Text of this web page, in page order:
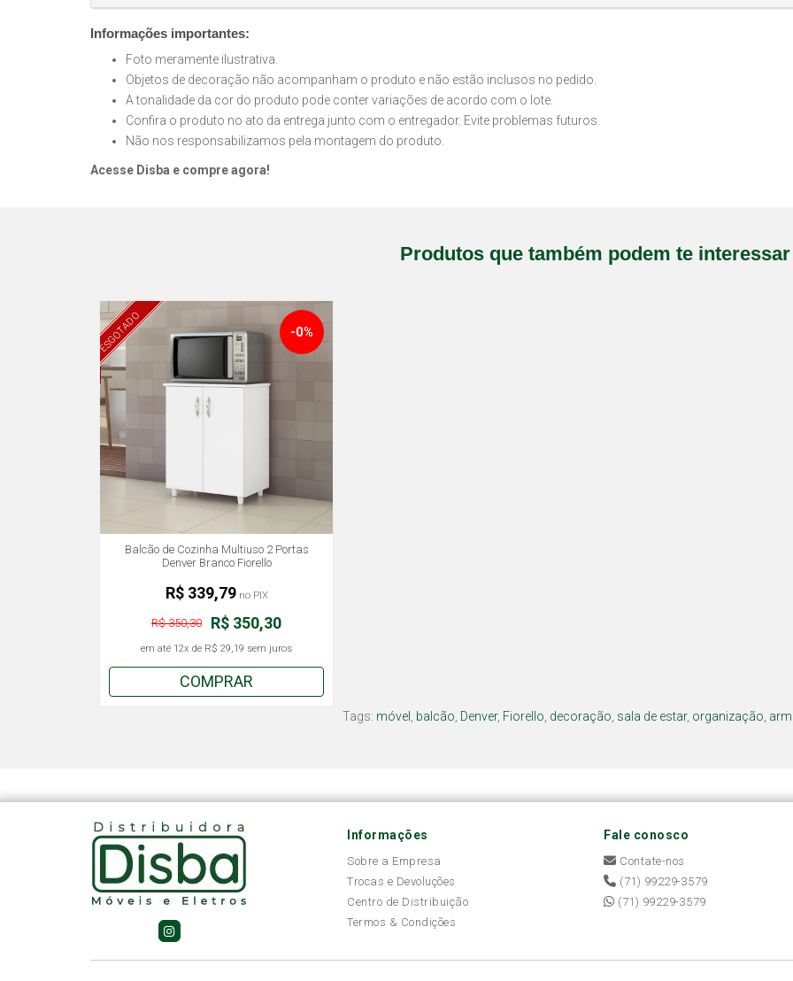
Informações importantes:
Foto meramente ilustrativa.
Objetos de decoração não acompanham o produto e não estão inclusos no pedido.
A tonalidade da cor do produto pode conter variações de acordo com o lote.
Confira o produto no ato da entrega junto com o entregador. Evite problemas futuros.
Não nos responsabilizamos pela montagem do produto.
Acesse Disba e compre agora!
Produtos que também podem te interessar
ESGOTADO
Balcão de Cozinha Multiuso 2 Portas
Denver Branco Fiorello
-0%
R$ 350,30
R$ 350,30
em até 12x de R$ 29,19 sem juros
R$ 339,79no PIX
COMPRAR
Tags: móvel balcão Denver, Fiorello decoração sala de estar, organização
Informações
Sobre a Empresa
Trocas e Devoluções
Centro de Distribuição
Termos & Condições
Fale conosco
Contate-nos
(71) 99229-3579
(71) 99229-3579